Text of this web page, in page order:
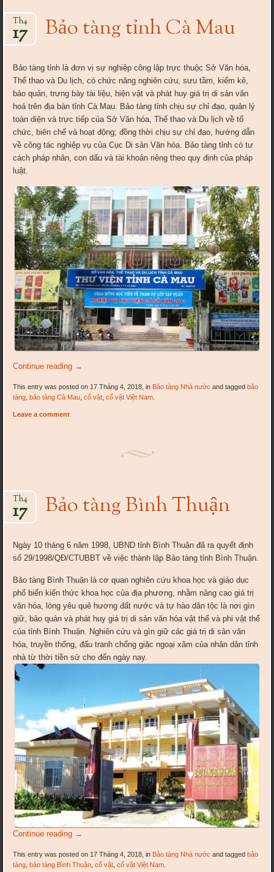
Bảo tàng tỉnh Cà Mau
Th4
17
Bảo tàng tỉnh là đơn vị sự nghiệp công lập trực thuộc Sở Văn hóa,
Thể thao và Du lịch, có chức năng nghiên cứu, sưu tầm, kiểm kê,
bảo quản, trưng bày tài liệu, hiện vật và phát huy giá trị di sản văn
hoá trên địa bàn tỉnh Cà Mau. Bảo tàng tỉnh chịu sự chỉ đạo, quản lý
toàn diện và trực tiếp của Sở Văn hóa, Thể thao và Du lịch về tổ
chức, biên chế và hoạt động; đồng thời chịu sự chỉ đạo, hướng dẫn
về công tác nghiệp vụ của Cục Di sản Văn hóa. Bảo tàng tỉnh có tư
cách pháp nhân, con dấu và tài khoản riêng theo quy định của pháp
luật.
Continue reading →
This entry was posted on 17 Tháng 4, 2018, in Bảo tàng Nhà nước and taggedbảo
tàng ,bảo tàng Cà Mau ,cổ vật ,cổ vật Việt Nam
Leave a comment
Bảo tàng Bình Thuận
Th4
17
Ngày 10 tháng 6 năm 1998, UBND tỉnh Bình Thuận đã ra quyết định
số 29/1998/QĐ/CTUBBT về việc thành lập Bảo tàng tỉnh Bình Thuận.
Bảo tàng Bình Thuận là cơ quan nghiên cứu khoa học và giáo dục
phổ biến kiến thức khoa học của địa phương, nhằm nâng cao giá trị
văn hóa, lòng yêu quê hương đất nước và tự hào dân tộc là nơi gìn
giữ, bảo quản và phát huy giá trị di sản văn hóa vật thể và phi vật thể
của tỉnh Bình Thuận. Nghiên cứu và gìn giữ các giá trị di sản văn
hóa, truyền thống, đấu tranh chống giặc ngoại xâm của nhân dân tỉnh
nhà từ thời tiền sử cho đến ngày nay.
Continue reading →
This entry was posted on 17 Tháng 4, 2018, in Bảo tàng Nhà nước and taggedbảo
tàng ,bảo tàng Bình Thuận ,cổ vật ,cổ vật Việt Nam